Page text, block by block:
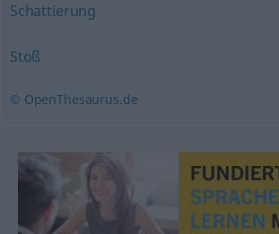
Schattierung
Stoß
© OpenThesaurus.de